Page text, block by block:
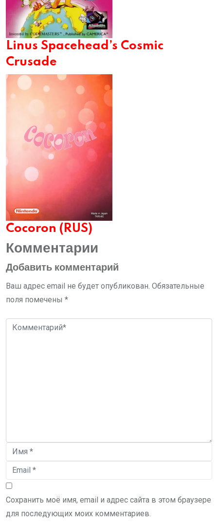
Linus Spacehead’s Cosmic
Crusade
Cocoron (RUS)
Комментарии
Добавить комментарий
Ваш адрес email не будет опубликован. Обязательные
поля помечены *
Сохранить моё имя, email и адрес сайта в этом браузере
для последующих моих комментариев.